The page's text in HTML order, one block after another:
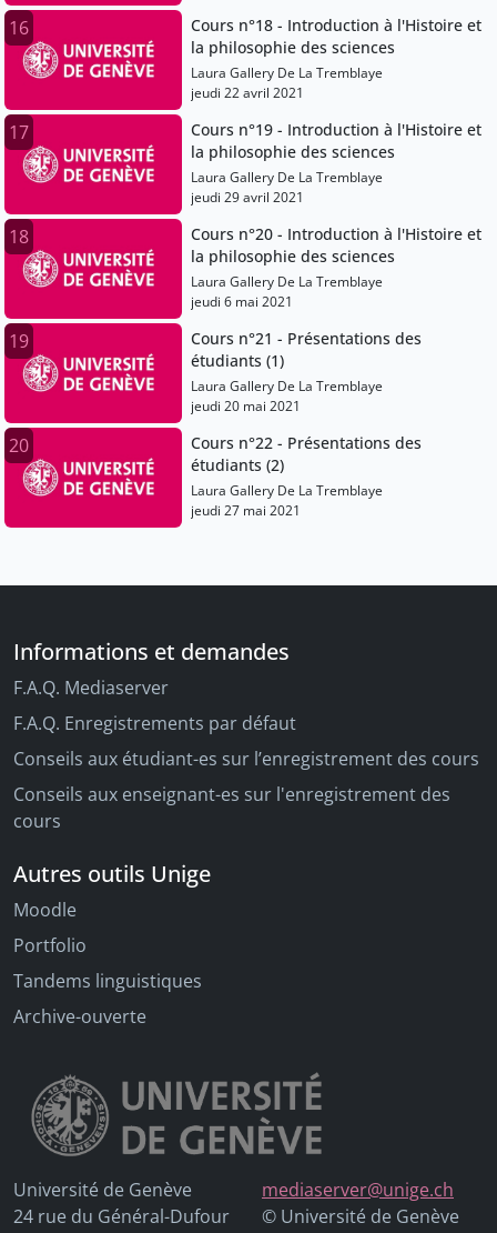
16
Cours n°18 - Introduction à l'Histoire et
la philosophie des sciences
Laura Gallery De La Tremblaye
jeudi 22 avril 2021
17
Cours n°19 - Introduction à l'Histoire et
la philosophie des sciences
Laura Gallery De La Tremblaye
jeudi 29 avril 2021
18
Cours n°20 - Introduction à l'Histoire et
la philosophie des sciences
Laura Gallery De La Tremblaye
jeudi 6 mai 2021
19
Cours n°21 - Présentations des
étudiants (1)
Laura Gallery De La Tremblaye
jeudi 20 mai 2021
20
Cours n°22 - Présentations des
étudiants (2)
Laura Gallery De La Tremblaye
jeudi 27 mai 2021
Informations et demandes
F.A.Q. Mediaserver
F.A.Q. Enregistrements par défaut
Conseils aux étudiant-es sur l’enregistrement des cours
Conseils aux enseignant-es sur l'enregistrement des
cours
Autres outils Unige
Moodle
Portfolio
Tandems linguistiques
Archive-ouverte
Université de Genève
24 rue du Général-Dufour
mediaserver@unige.ch
© Université de Genève